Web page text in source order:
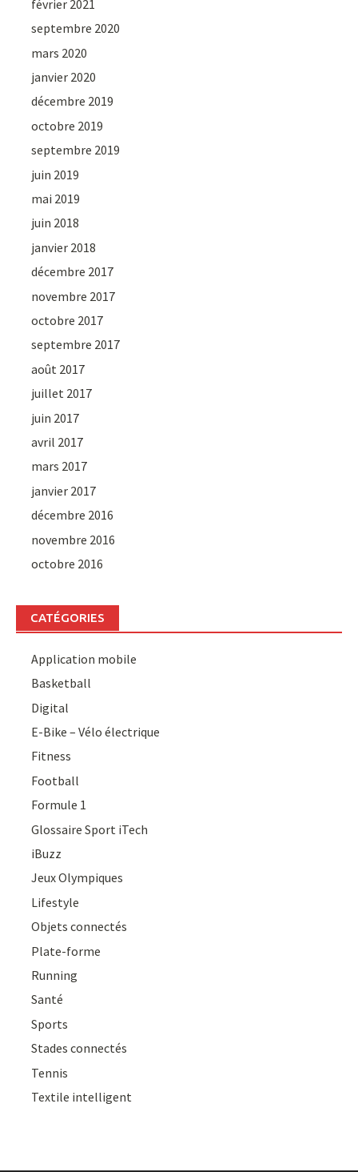
février 2021
septembre 2020
mars 2020
janvier 2020
décembre 2019
octobre 2019
septembre 2019
juin 2019
mai 2019
juin 2018
janvier 2018
décembre 2017
novembre 2017
octobre 2017
septembre 2017
août 2017
juillet 2017
juin 2017
avril 2017
mars 2017
janvier 2017
décembre 2016
novembre 2016
octobre 2016
CATÉGORIES
Application mobile
Basketball
Digital
E-Bike – Vélo électrique
Fitness
Football
Formule 1
Glossaire Sport iTech
iBuzz
Jeux Olympiques
Lifestyle
Objets connectés
Plate-forme
Running
Santé
Sports
Stades connectés
Tennis
Textile intelligent